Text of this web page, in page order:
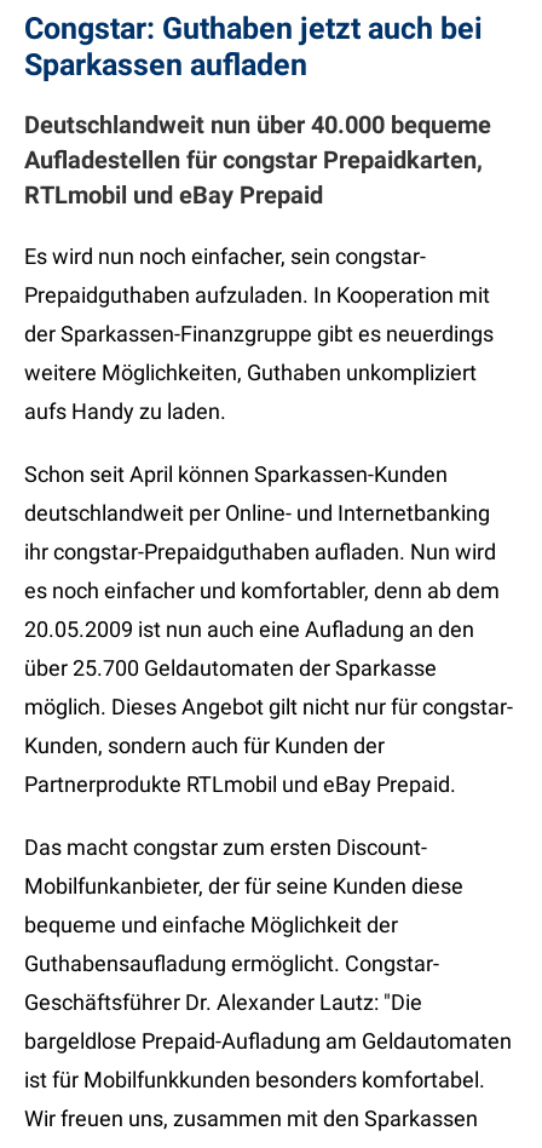
Congstar: Guthaben jetzt auch bei
Sparkassen aufladen
Deutschlandweit nun über 40.000 bequeme
Aufladestellen für congstar Prepaidkarten,
RTLmobil und eBay Prepaid
Es wird nun noch einfacher, sein congstar-
Prepaidguthaben aufzuladen. In Kooperation mit
der Sparkassen-Finanzgruppe gibt es neuerdings
weitere Möglichkeiten, Guthaben unkompliziert
aufs Handy zu laden.
Schon seit April können Sparkassen-Kunden
deutschlandweit per Online- und Internetbanking
ihr congstar-Prepaidguthaben aufladen. Nun wird
es noch einfacher und komfortabler, denn ab dem
20.05.2009 ist nun auch eine Aufladung an den
über 25.700 Geldautomaten der Sparkasse
möglich. Dieses Angebot gilt nicht nur für congstar-
Kunden, sondern auch für Kunden der
Partnerprodukte RTLmobil und eBay Prepaid.
Das macht congstar zum ersten Discount-
Mobilfunkanbieter, der für seine Kunden diese
bequeme und einfache Möglichkeit der
Guthabensaufladung ermöglicht. Congstar-
Geschäftsführer Dr. Alexander Lautz: "Die
bargeldlose Prepaid-Aufladung am Geldautomaten
ist für Mobilfunkkunden besonders komfortabel.
Wir freuen uns, zusammen mit den Sparkassen